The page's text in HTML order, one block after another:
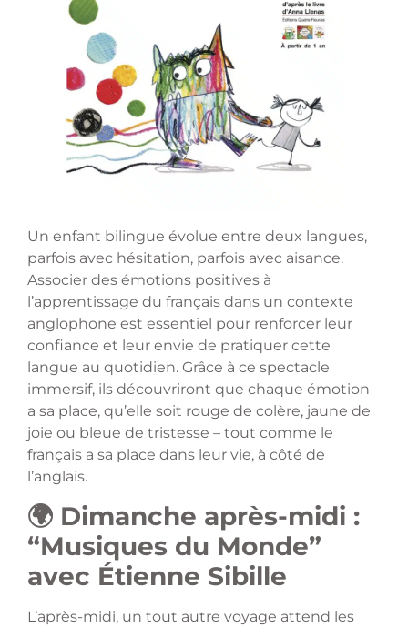
Un enfant bilingue évolue entre deux langues,
parfois avec hésitation, parfois avec aisance.
Associer des émotions positives à
l’apprentissage du français dans un contexte
anglophone est essentiel pour renforcer leur
confiance et leur envie de pratiquer cette
langue au quotidien. Grâce à ce spectacle
immersif, ils découvriront que chaque émotion
a sa place, qu’elle soit rouge de colère, jaune de
joie ou bleue de tristesse – tout comme le
français a sa place dans leur vie, à côté de
l’anglais.
🌍 Dimanche après-midi :
“Musiques du Monde”
avec Étienne Sibille
L’après-midi, un tout autre voyage attend les